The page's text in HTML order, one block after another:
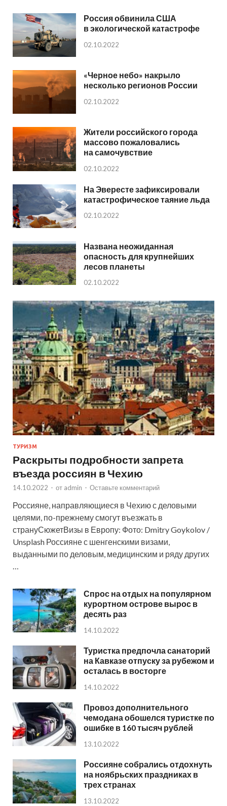
Россия обвинила США
в экологической катастрофе
02.10.2022
«Черное небо» накрыло
несколько регионов России
02.10.2022
Жители российского города
массово пожаловались
на самочувствие
02.10.2022
На Эвересте зафиксировали
катастрофическое таяние льда
02.10.2022
Названа неожиданная
опасность для крупнейших
лесов планеты
02.10.2022
ТУРИЗМ
Раскрыты подробности запрета
въезда россиян в Чехию
14.10.2022 - от admin - Оставьте комментарий
Россияне, направляющиеся в Чехию с деловыми
целями, по-прежнему смогут въезжать в
странуСюжетВизы в Европу: Фото: Dmitry Goykolov /
Unsplash Россияне с шенгенскими визами,
выданными по деловым, медицинским и ряду других
…
Спрос на отдых на популярном
курортном острове вырос в
десять раз
14.10.2022
Туристка предпочла санаторий
на Кавказе отпуску за рубежом и
осталась в восторге
14.10.2022
Провоз дополнительного
чемодана обошелся туристке по
ошибке в 160 тысяч рублей
13.10.2022
Россияне собрались отдохнуть
на ноябрьских праздниках в
трех странах
13.10.2022